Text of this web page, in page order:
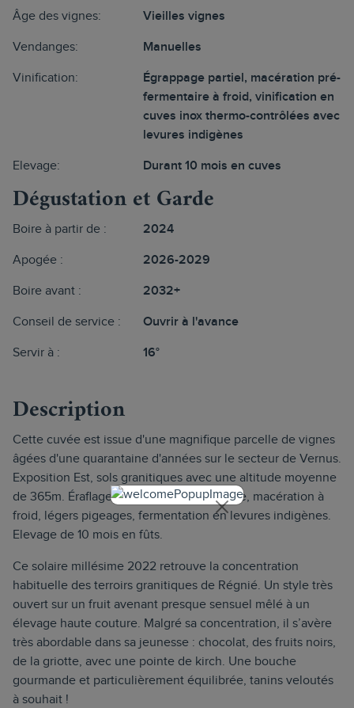
Âge des vignes: Vieilles vignes
Vendanges: Manuelles
Vinification:
Égrappage partiel, macération pré-
fermentaire à froid, vinification en
cuves inox thermo-contrôlées avec
levures indigènes
Elevage: Durant 10 mois en cuves
Dégustation et Garde
Boire à partir de : 2024
Apogée : 2026-2029
Boire avant : 2032+
Conseil de service : Ouvrir à l'avance
Servir à : 16°
Description
Cette cuvée est issue d'une magnifique parcelle de vignes
âgées d'une quarantaine d'années sur le secteur de Vernus.
Exposition Est, sols granitiques avec une altitude moyenne
de 365m. Éraflage à 90% pour cette cuvée, macération à
froid, légers pigeages, fermentation en levures indigènes.
Elevage de 10 mois en fûts.
Ce solaire millésime 2022 retrouve la concentration
habituelle des terroirs granitiques de Régnié. Un style très
ouvert sur un fruit avenant presque sensuel mêlé à un
élevage haute couture. Malgré sa concentration, il s’avère
très abordable dans sa jeunesse : chocolat, des fruits noirs,
de la griotte, avec une pointe de kirch. Une bouche
gourmande et particulièrement équilibrée, tanins veloutés
à souhait !